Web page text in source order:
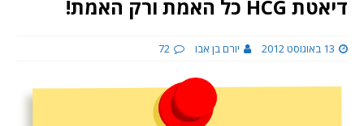
דיאטת HCG כל האמת ורק האמת!
13 באוגוסט 2012 יורם בן אבו 72